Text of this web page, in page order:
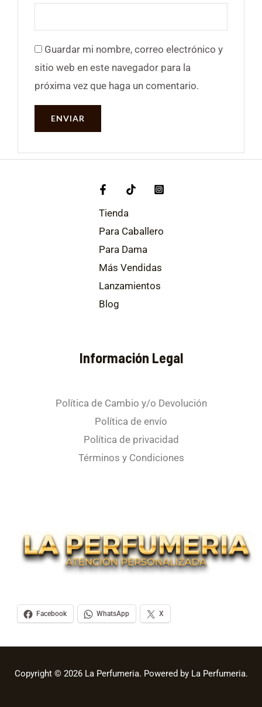
Guardar mi nombre, correo electrónico y
sitio web en este navegador para la
próxima vez que haga un comentario.
Tienda
Para Caballero
Para Dama
Más Vendidas
Lanzamientos
Blog
Información Legal
Política de Cambio y/o Devolución
Política de envío
Política de privacidad
Términos y Condiciones
Facebook WhatsApp X
Copyright © 2026 La Perfumeria. Powered by La Perfumeria.